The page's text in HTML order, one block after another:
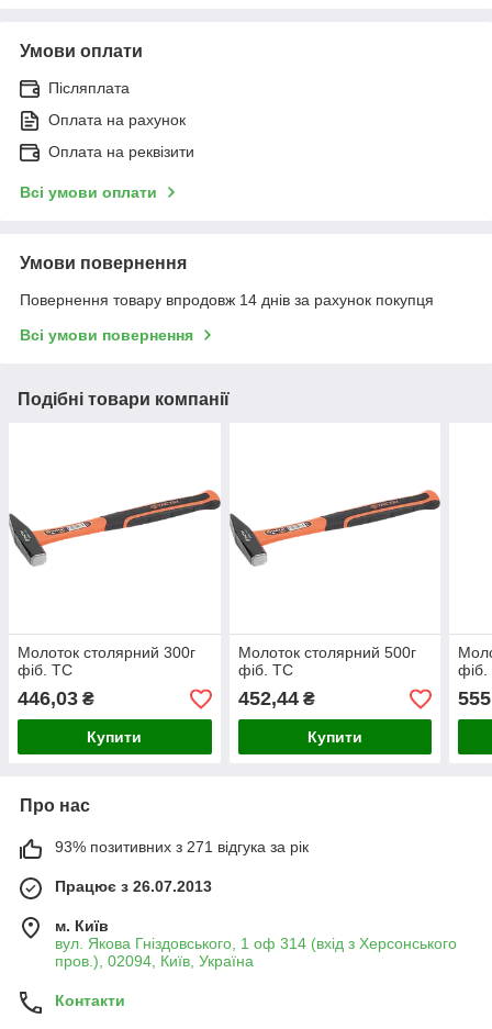
Умови оплати
Післяплата
Оплата на рахунок
Оплата на реквізити
Всі умови оплати
Умови повернення
Повернення товару впродовж 14 днів за рахунок покупця
Всі умови повернення
Подібні товари компанії
Молоток столярний 300г
фіб. TC
446,03 ₴
Купити
Молоток столярний 500г
фіб. TC
452,44₴
Купити
фіб.
Про нас
93% позитивних з 271 відгука за рік
Працює з 26.07.2013
м. Київ
вул. Якова Гніздовського, 1 оф 314 (вхід з Херсонського
пров.), 02094, Київ, Україна
Контакти